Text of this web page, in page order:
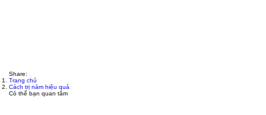
Share:
Trang chủ
Cách trị nám hiệu quả
Có thể bạn quan tâm